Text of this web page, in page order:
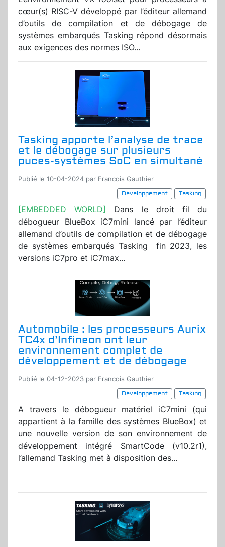
cœur(s) RISC-V développé par l’éditeur allemand
d’outils de compilation et de débogage de
systèmes embarqués Tasking répond désormais
aux exigences des normes ISO...
Tasking apporte l’analyse de trace
et le débogage sur plusieurs
puces-systèmes SoC en simultané
Publié le 10-04-2024 par Francois Gauthier
Développement
Tasking
[EMBEDDED WORLD] Dans le droit fil du
débogueur BlueBox iC7mini lancé par l’éditeur
allemand d’outils de compilation et de débogage
de systèmes embarqués Tasking fin 2023, les
versions iC7pro et iC7max...
Automobile : les processeurs Aurix
TC4x d’Infineon ont leur
environnement complet de
développement et de débogage
Publié le 04-12-2023 par Francois Gauthier
Développement
Tasking
A travers le débogueur matériel iC7mini (qui
appartient à la famille des systèmes BlueBox) et
une nouvelle version de son environnement de
développement intégré SmartCode (v10.2r1),
l’allemand Tasking met à disposition des...